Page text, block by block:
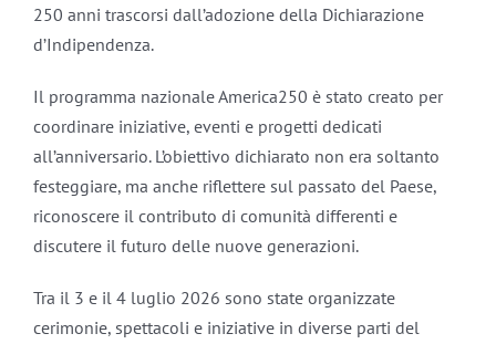
250 anni trascorsi dall’adozione della Dichiarazione
d’Indipendenza.
Il programma nazionale America250 è stato creato per
coordinare iniziative, eventi e progetti dedicati
all’anniversario. L’obiettivo dichiarato non era soltanto
festeggiare, ma anche riflettere sul passato del Paese,
riconoscere il contributo di comunità differenti e
discutere il futuro delle nuove generazioni.
Tra il 3 e il 4 luglio 2026 sono state organizzate
cerimonie, spettacoli e iniziative in diverse parti del